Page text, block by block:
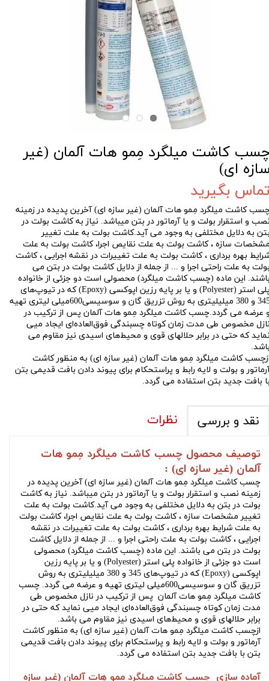
کاشت میلگرد مِمو هات آلمان (غیر
ای)
بگیرید
کاشت میلگرد مِمو هات آلمان (غیر سازه ای) آخرين پديده در زمينه
و استقرار بولت و يا آرماتور در بتن میباشد. نیاز به کاشت بولت در
به دلایل مختلفی به وجود می آید.کاشت بولت به علت تغییر
سازه ، کاشت بولت به علت نقایص اجرا، کاشت بولت به علت
بهره برداری ، کاشت بولت به علت تغییرات در نقشه اجرایی ، کاشت
به علت راحتی اجرا و ... از جمله از دلایل کاشت بولت در بتن می
اين ماده (چسب کاشت میلگرد) محصولی است دو جزئی از خانواده
پلی استر (Polyester) و یا بر پايه رزين اپوكسی (Epoxy) كه در تيوپ‌های
345 و 380 ميليليتری به روش تزریق گان و سوسیسی600میلی لیتری تهيه
عرضه می گردد.چسب کاشت میلگرد مِمو هات آلمان پس از تركيب در
مخصوص طی مدت زمان كوتاه چسبندگی فوق‌العاده‌ای ايجاد ميی
كه حتی در برابر حلالهای قوی و محيط‌های اسيدی نيز مقاوم می
کاشت میلگرد مِمو هات آلمان (غیر سازه ای) به منظور کاشت
و بولت و لایه رابط و پراستحکام برای پیوند دادن بافت قدیمی بتن
بافت جدید بتن استفاده می گردد.
نقد و بررسی نظرات
توصیف محصول چسب کاشت میلگرد مِمو هات
آلمان (غیر سازه ای) :
چسب کاشت میلگرد مِمو هات آلمان (غیر سازه ای) آخرين پديده در
زمينه نصب و استقرار بولت و يا آرماتور در بتن میباشد. نیاز به کاشت
بولت در بتن به دلایل مختلفی به وجود می آید.کاشت بولت به علت
تغییر مشخصات سازه ، کاشت بولت به علت نقایص اجرا، کاشت بولت
به علت شرایط بهره برداری ، کاشت بولت به علت تغییرات در نقشه
اجرایی ، کاشت بولت به علت راحتی اجرا و ... از جمله از دلایل کاشت
بولت در بتن می باشند. اين ماده (چسب کاشت میلگرد) محصولی
است دو جزئی از خانواده پلی استر (Polyester) و یا بر پايه رزين
اپوكسی (Epoxy) كه در تيوپ‌های 345 و 380 ميليليتری به روش
تزریق گان و سوسیسی600میلی لیتری تهيه و عرضه می گردد. چسب
کاشت میلگرد مِمو هات آلمان پس از تركيب در نازل مخصوص طی
مدت زمان كوتاه چسبندگی فوق‌العاده‌ای ايجاد ميی نمايد كه حتی در
برابر حلالهای قوی و محيط‌های اسيدی نيز مقاوم می باشد.
ازچسب کاشت میلگرد مِمو هات آلمان (غیر سازه ای) به منظور کاشت
آرماتور و بولت و لایه رابط و پراستحکام برای پیوند دادن بافت قدیمی
بتن با بافت جدید بتن استفاده می گردد.
آماده سازی چسب کاشت میلگرد مِمو هات آلمان (غیر سازه